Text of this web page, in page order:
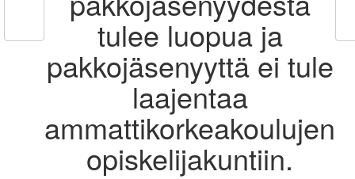
tulee luopua ja
pakkojäsenyyttä ei tule
laajentaa
ammattikorkeakoulujen
opiskelijakuntiin.